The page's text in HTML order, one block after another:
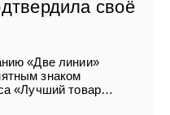
своё
«Две линии»
знаком
«Лучший товар